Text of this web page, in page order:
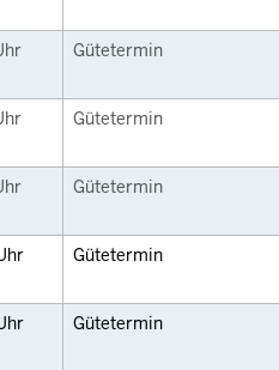
Gütetermin
Gütetermin
Gütetermin
Gütetermin
Gütetermin